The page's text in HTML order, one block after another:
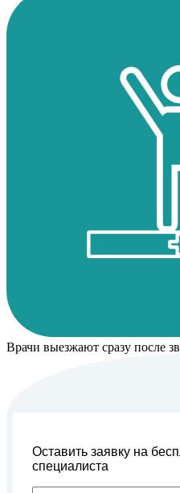
Врачи выезжают сразу после
Оставить заявку на
специалиста